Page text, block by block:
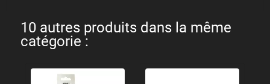
10 autres produits dans la même
catégorie :